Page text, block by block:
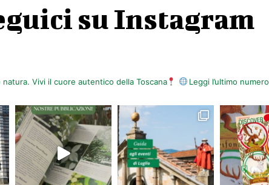
su Instagram
Vivi il cuore autentico della Toscana Leggi l’ultimo numero